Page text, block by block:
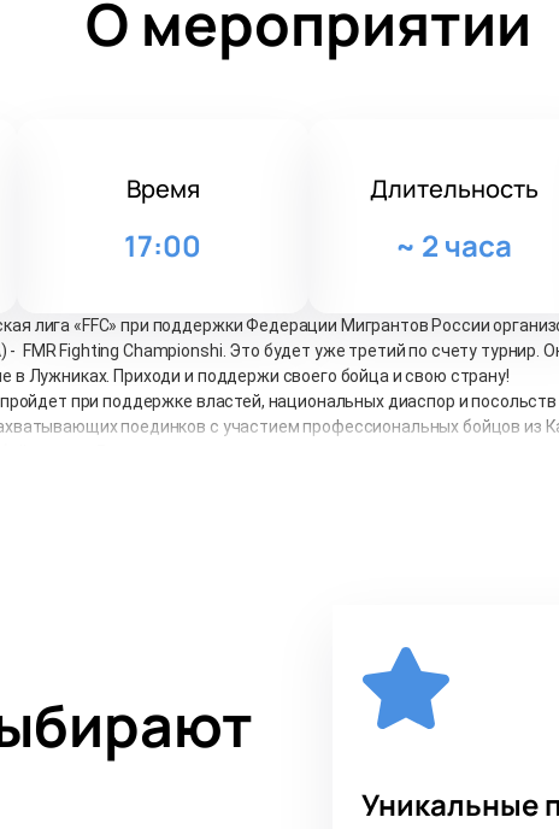
О мероприятии
Время
17:00
Длительность
~ 2 часа
лига «FFC» при поддержки Федерации Мигрантов России
Fighting Championshi. Это будет уже третий по счету турнир.
в Лужниках. Приходи и поддержи своего бойца и свою страну!
при поддержке властей, национальных диаспор и
поединков с участием профессиональных бойцов из
Уникальные